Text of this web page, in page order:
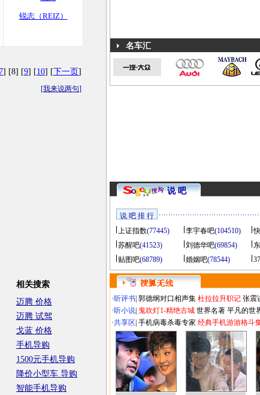
锐志（REIZ）
7] [8] [9] [10] [下一页]
[我来说两句]
相关搜索
迈腾 价格
迈腾 试驾
戈蓝 价格
手机导购
1500元手机导购
降价小型车 导购
智能手机导购
名车汇
说 吧
说 吧 排 行
上证指数(77445) 李宇春吧(104510)
苏醒吧(41523) 刘德华吧(69854)
贴图吧(68789) 婚姻吧(78544)
·听评书 郭德纲对口相声集 杜拉拉升职记 张震
·听小说 鬼吹灯1-精绝古城 世界名著 平凡的世
·共享区 手机病毒杀毒专家 经典手机游游格斗